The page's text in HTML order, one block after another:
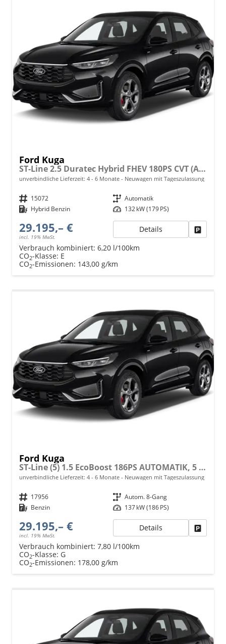
Ford Kuga
ST-Line 2.5 Duratec Hybrid FHEV 180PS CVT (AUTOMATIK), 5 Jahre Garantie, 18" Alu, Navigation 13"-Display, Parksensoren vorne/hinten, Rückfahrkamera, Climatronic, Privacy-Glas, Key-Free-System, Tempomat, LED-Scheinwerfer
unverbindliche Lieferzeit: 4 - 6 Monate Neuwagen mit Tageszulassung
Fahrzeugnr. 15072 Getriebe Automatik
Kraftstoff Hybrid Benzin Leistung 132 kW (179 PS)
29.195,– €
incl. 19% MwSt.
Details
Verbrauch kombiniert: 6,20 l/100km
CO2-Klasse: E
CO2-Emissionen: 143,00 g/km
Ford Kuga
ST-Line (5) 1.5 EcoBoost 186PS AUTOMATIK, 5 Jahre Garantie, 18" Alu, Navigation 13"-Display, Parksensoren vorne/hinten, Rückfahrkamera, Climatronic, Privacy-Glas, Key-Free-System, Tempomat, LED-Scheinwerfer
unverbindliche Lieferzeit: 4 - 6 Monate Neuwagen mit Tageszulassung
Fahrzeugnr. 17956 Getriebe Autom. 8-Gang
Kraftstoff Benzin Leistung 137 kW (186 PS)
29.195,– €
incl. 19% MwSt.
Details
Verbrauch kombiniert: 7,80 l/100km
CO2-Klasse: G
CO2-Emissionen: 178,00 g/km